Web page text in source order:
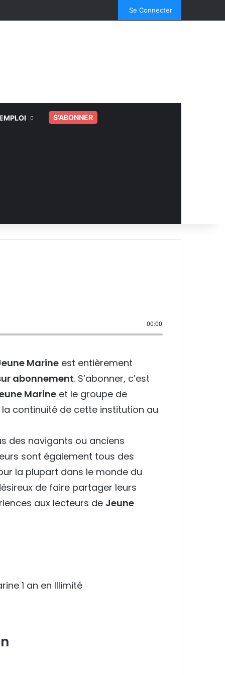
Instagram
Spotify
TikTokSe Connecter
S'ABONNER
00:00
Marine est entièrement
abonnement. S’abonner, c’est
Marine et le groupe de
continuité de cette institution au
des navigants ou anciens
sont également tous des
la plupart dans le monde du
de faire partager leurs
aux lecteurs de Jeune